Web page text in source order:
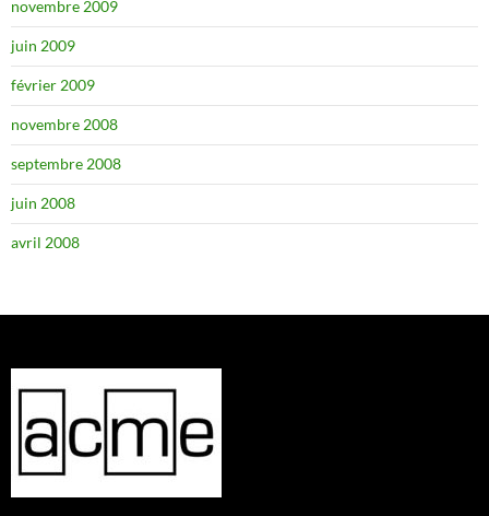
novembre 2009
juin 2009
février 2009
novembre 2008
septembre 2008
juin 2008
avril 2008